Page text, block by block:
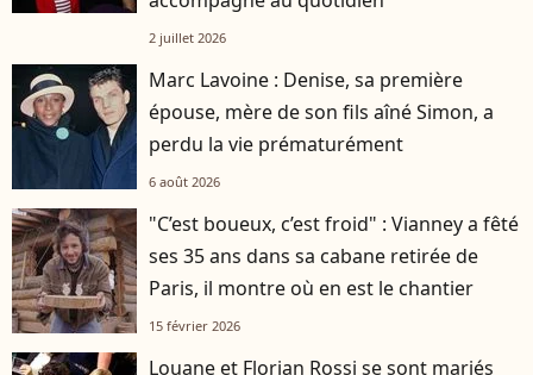
2 juillet 2026
Marc Lavoine : Denise, sa première
épouse, mère de son fils aîné Simon, a
perdu la vie prématurément
6 août 2026
"C’est boueux, c’est froid" : Vianney a fêté
ses 35 ans dans sa cabane retirée de
Paris, il montre où en est le chantier
15 février 2026
Louane et Florian Rossi se sont mariés